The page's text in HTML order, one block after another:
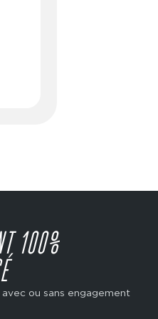
100%
ou sans engagement